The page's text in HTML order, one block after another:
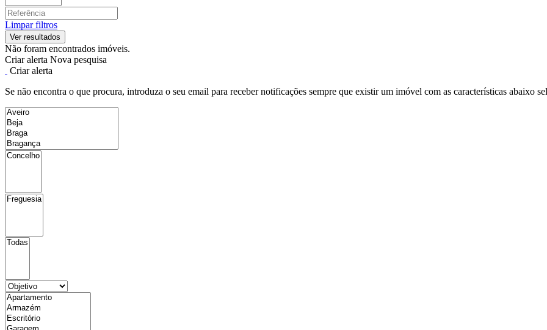
Limpar filtros
Não foram encontrados imóveis.
Criar alerta Nova pesquisa
Criar alerta
Se não encontra o que procura, introduza o seu email para receber notificações sempre que existir um imóvel com as características abaixo